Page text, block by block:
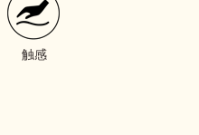
触感